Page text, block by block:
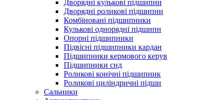
Дворядні кулькові підшипни
Дворядні роликові підшипни
Комбіновані підшипники
Кулькові однорядні підшипн
Опорні підшипники
Підвісні підшипники кардан
Підшипники кермового керув
Підшипники снд
Роликові конічні підшипник
Роликові циліндричні підши
Сальники